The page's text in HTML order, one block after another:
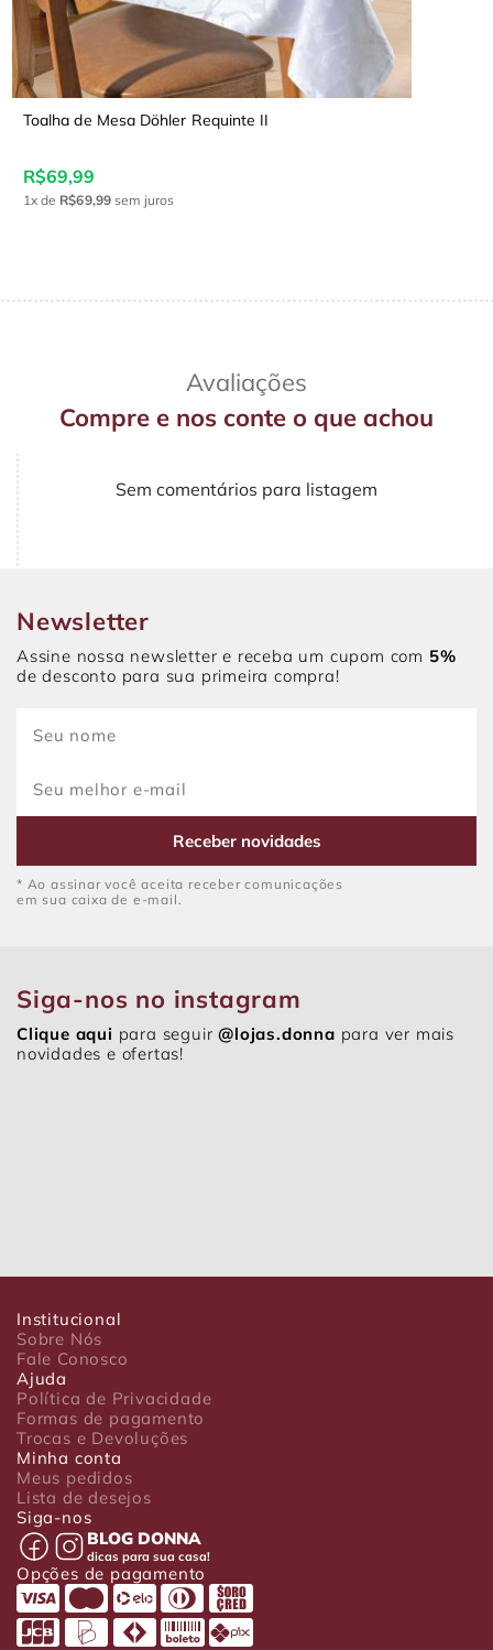
Toalha de Mesa Döhler Requinte II
R$69,99
1x de R$69,99sem juros
Avaliações
Compre e nos conte o que achou
Sem comentários para listagem
Newsletter
Assine nossa newsletter e receba um cupom com 5%
de desconto para sua primeira compra!
Receber novidades
* Ao assinar você aceita receber comunicações
em sua caixa de e-mail.
Siga-nos no instagram
Clique aqui para seguir@lojas.donna para ver mais
novidades e ofertas!
Institucional
Sobre Nós
Fale Conosco
Ajuda
Política de Privacidade
Formas de pagamento
Trocas e Devoluções
Minha conta
Meus pedidos
Lista de desejos
Siga-nos
BLOG DONNA
dicas para sua casa!
Opções de pagamento